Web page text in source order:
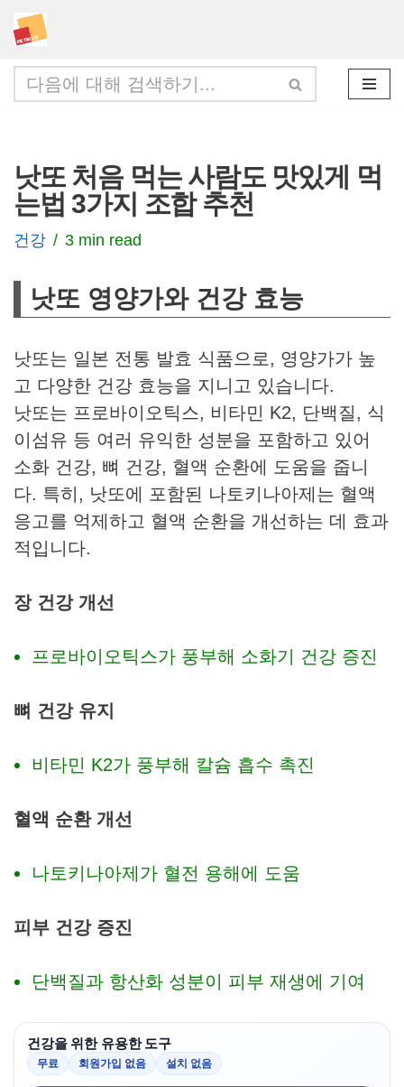
콘
텐
츠
너
뛰
기
낫또 처음 먹는 사람도 맛있게 먹
는법 3가지 조합 추천
건강 3 min read
낫또 영양가와 건강 효능
낫또는 일본 전통 발효 식품으로, 영양가가 높
고 다양한 건강 효능을 지니고 있습니다.
낫또는 프로바이오틱스, 비타민 K2, 단백질, 식
이섬유 등 여러 유익한 성분을 포함하고 있어
소화 건강, 뼈 건강, 혈액 순환에 도움을 줍니
다. 특히, 낫또에 포함된 나토키나아제는 혈액
응고를 억제하고 혈액 순환을 개선하는 데 효과
적입니다.
장 건강 개선
프로바이오틱스가 풍부해 소화기 건강 증진
뼈 건강 유지
비타민 K2가 풍부해 칼슘 흡수 촉진
혈액 순환 개선
나토키나아제가 혈전 용해에 도움
피부 건강 증진
단백질과 항산화 성분이 피부 재생에 기여
건강을 위한 유용한 도구
무료 회원가입 없음 설치 없음